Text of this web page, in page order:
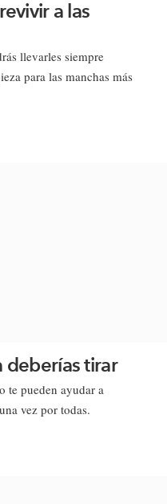
a las
llevarles siempre
para las manchas más
deberías tirar
te pueden ayudar a
vez por todas.